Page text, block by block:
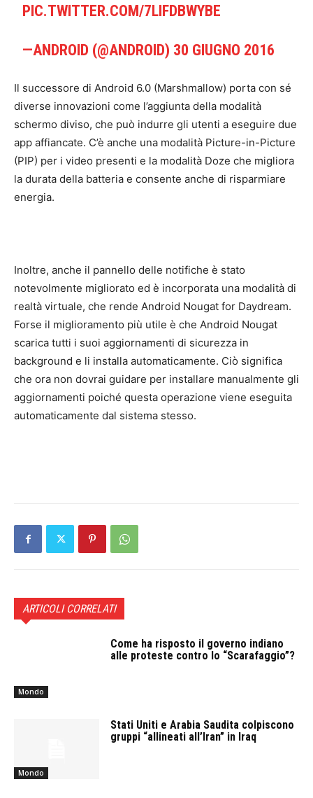
PIC.TWITTER.COM/7LIFDBWYBE
—ANDROID (@ANDROID) 30 GIUGNO 2016
Il successore di Android 6.0 (Marshmallow) porta con sé
diverse innovazioni come l’aggiunta della modalità
schermo diviso, che può indurre gli utenti a eseguire due
app affiancate. C’è anche una modalità Picture-in-Picture
(PIP) per i video presenti e la modalità Doze che migliora
la durata della batteria e consente anche di risparmiare
energia.
Inoltre, anche il pannello delle notifiche è stato
notevolmente migliorato ed è incorporata una modalità di
realtà virtuale, che rende Android Nougat for Daydream.
Forse il miglioramento più utile è che Android Nougat
scarica tutti i suoi aggiornamenti di sicurezza in
background e li installa automaticamente. Ciò significa
che ora non dovrai guidare per installare manualmente gli
aggiornamenti poiché questa operazione viene eseguita
automaticamente dal sistema stesso.
ARTICOLI CORRELATI
Mondo
Come ha risposto il governo indiano
alle proteste contro lo “Scarafaggio”?
Mondo
Stati Uniti e Arabia Saudita colpiscono
gruppi “allineati all’Iran” in Iraq